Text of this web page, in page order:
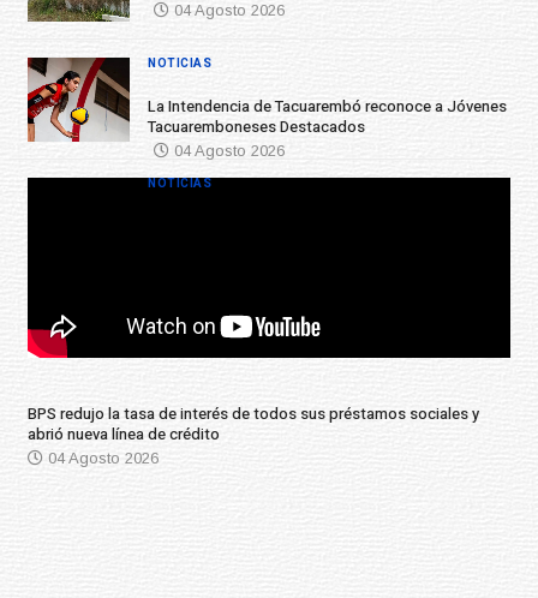
04 Agosto 2026
La Intendencia de Tacuarembó reconoce a Jóvenes
Tacuaremboneses Destacados
04 Agosto 2026
NOTICIAS
BPS redujo la tasa de interés de todos sus préstamos sociales y
abrió nueva línea de crédito
04 Agosto 2026
NOTICIAS